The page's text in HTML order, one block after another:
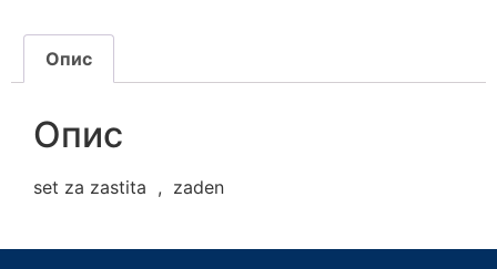
Опис
Опис
set za zastita , zaden